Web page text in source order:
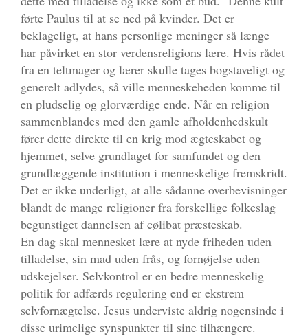
førte Paulus til at se ned på kvinder. Det er
beklageligt, at hans personlige meninger så længe
har påvirket en stor verdensreligions lære. Hvis rådet
fra en teltmager og lærer skulle tages bogstaveligt og
generelt adlydes, så ville menneskeheden komme til
en pludselig og glorværdige ende. Når en religion
sammenblandes med den gamle afholdenhedskult
fører dette direkte til en krig mod ægteskabet og
hjemmet, selve grundlaget for samfundet og den
grundlæggende institution i menneskelige fremskridt.
Det er ikke underligt, at alle sådanne overbevisninger
blandt de mange religioner fra forskellige folkeslag
begunstiget dannelsen af cølibat præsteskab.
En dag skal mennesket lære at nyde friheden uden
tilladelse, sin mad uden frås, og fornøjelse uden
udskejelser. Selvkontrol er en bedre menneskelig
politik for adfærds regulering end er ekstrem
selvfornægtelse. Jesus underviste aldrig nogensinde i
disse urimelige synspunkter til sine tilhængere.